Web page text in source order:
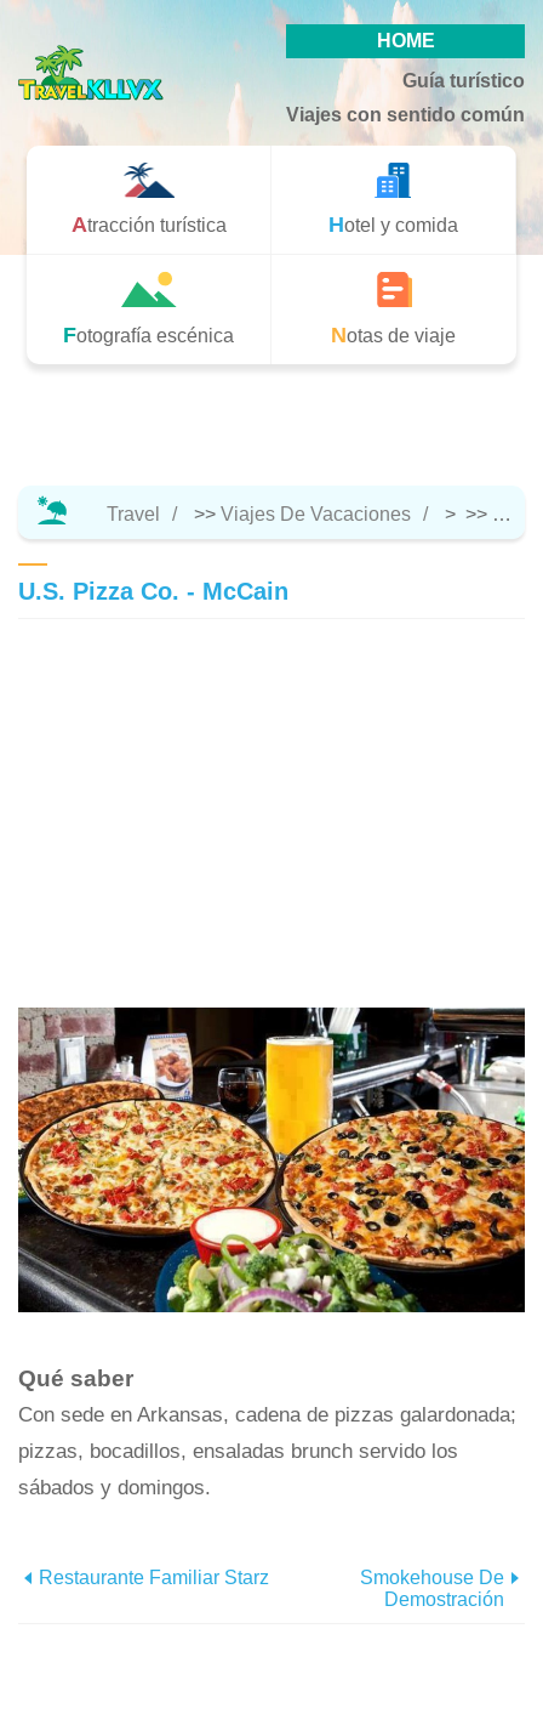
HOME
Guía turístico
Viajes con sentido común
Atracción turística Hotel y comida
Fotografía escénica Notas de viaje
Travel >> Viajes De Vacaciones > >>
U.S. Pizza Co. - McCain
Qué saber
Con sede en Arkansas, cadena de pizzas galardonada;
pizzas, bocadillos, ensaladas brunch servido los
sábados y domingos.
Restaurante Familiar Starz
Smokehouse De
Demostración